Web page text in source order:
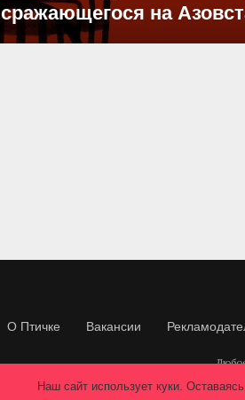
сражающегося на
О Птичке Вакансии
Наш сайт использует куки.